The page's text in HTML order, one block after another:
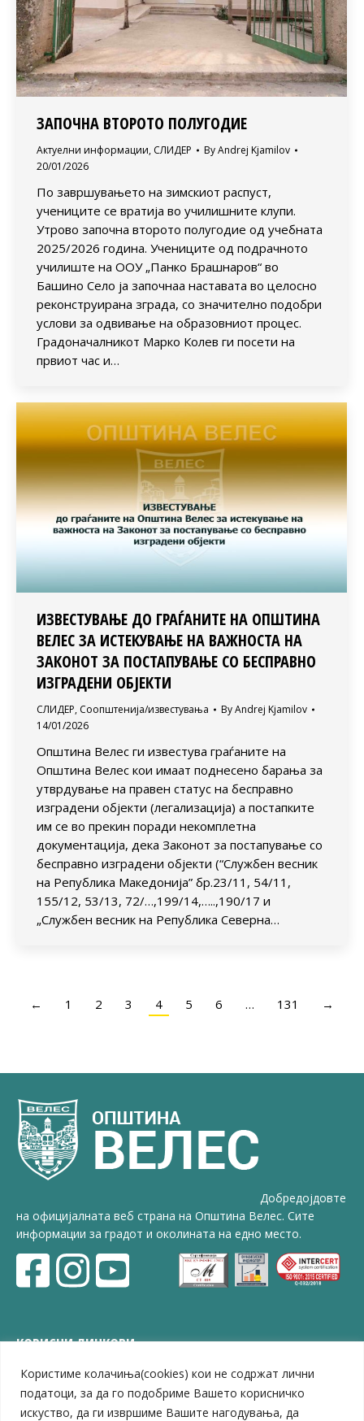
Користиме колачиња(cookies) кои не содржат лични
податоци, за да го подобриме Вашето корисничко
искуство, да ги извршиме Вашите нагодувања, да
ЗАПОЧНА ВТОРОТО ПОЛУГОДИЕ
Актуелни информации, СЛИДЕР ByAndrej Kjamilov
20/01/2026
По завршувањето на зимскиот распуст,
учениците се вратија во училишните клупи.
Утрово започна второто полугодие од учебната
2025/2026 година. Учениците од подрачното
училиште на ООУ „Панко Брашнаров“ во
Башино Село ја започнаа наставата во целосно
реконструирана зграда, со значително подобри
услови за одвивање на образовниот процес.
Градоначалникот Марко Колев ги посети на
првиот час и…
ИЗВЕСТУВАЊЕ ДО ГРАЃАНИТЕ НА ОПШТИНА
ВЕЛЕС ЗА ИСТЕКУВАЊЕ НА ВАЖНОСТА НА
ЗАКОНОТ ЗА ПОСТАПУВАЊЕ СО БЕСПРАВНО
ИЗГРАДЕНИ ОБЈЕКТИ
СЛИДЕР, Соопштенија/известувања ByAndrej Kjamilov
14/01/2026
Општина Велес ги известува граѓаните на
Општина Велес кои имаат поднесено барања за
утврдување на правен статус на бесправно
изградени објекти (легализација) а постапките
им се во прекин поради некомплетна
документација, дека Законот за постапување со
бесправно изградени објекти (“Службен весник
на Република Македонија” бр.23/11, 54/11,
155/12, 53/13, 72/…,199/14,…..,190/17 и
„Службен весник на Република Северна…
← 1 2 3 4 5 6 … 131 →
Добредојдовте
на официјалната веб страна на Општина Велес. Сите
информации за градот и околината на едно место.
КОРИСНИ ЛИНКОВИ
ЗЕЛС – Заедница на единиците на локална самоуправа
Центар за развој на Вардарски плански регион
Јавно комунално претпријатие „Дервен“